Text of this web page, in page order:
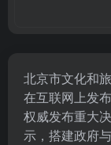
北京市文化和
在互联网上发
权威发布重大
示，搭建政府